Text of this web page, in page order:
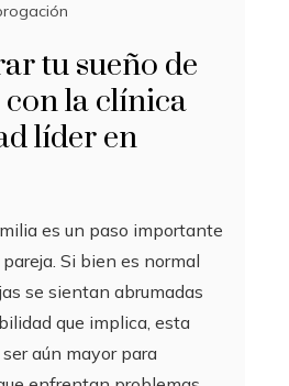
tu sueño de
con la clínica
líder en
es un paso importante
Si bien es normal
se sientan abrumadas
que implica, esta
aún mayor para